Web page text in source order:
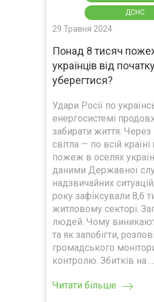
ДСНС
29 Травня 2024
Понад 8 тисяч
українців від
уберегтися?
Удари Росії по
енергосистемі
забирати життя.
світла — по всій
пожеж в оселях
даними Державної
надзвичайних
року зафіксували 8,6
житловому секторі.
людей. Чому
та як запобігти,
громадського
контролю. Збитків на …
Читати більше